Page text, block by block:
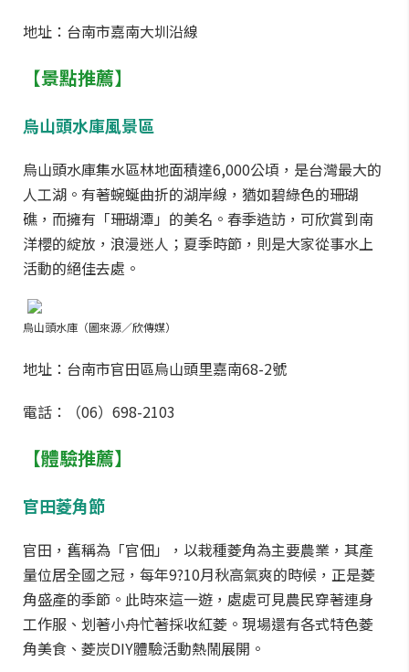
地址：台南市嘉南大圳沿線
【景點推薦】
烏山頭水庫風景區
烏山頭水庫集水區林地面積達6,000公頃，是台灣最大的
人工湖。有著蜿蜒曲折的湖岸線，猶如碧綠色的珊瑚
礁，而擁有「珊瑚潭」的美名。春季造訪，可欣賞到南
洋櫻的綻放，浪漫迷人；夏季時節，則是大家從事水上
活動的絕佳去處。
烏山頭水庫（圖來源／欣傳媒）
地址：台南市官田區烏山頭里嘉南68-2號
電話：（06）698-2103
【體驗推薦】
官田菱角節
官田，舊稱為「官佃」，以栽種菱角為主要農業，其產
量位居全國之冠，每年9?10月秋高氣爽的時候，正是菱
角盛產的季節。此時來這一遊，處處可見農民穿著連身
工作服、划著小舟忙著採收紅菱。現場還有各式特色菱
角美食、菱炭DIY體驗活動熱鬧展開。